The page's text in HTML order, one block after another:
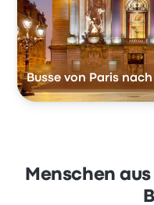
Busse von Paris
Menschen